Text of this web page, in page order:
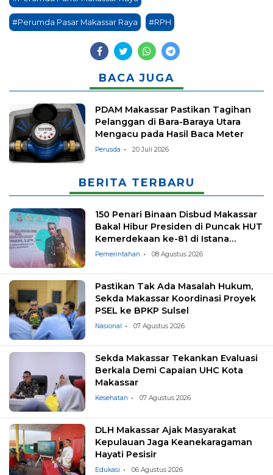
#Perumda Pasar Makassar Raya #RPH
BACA JUGA
PDAM Makassar Pastikan Tagihan
Pelanggan di Bara-Baraya Utara
Mengacu pada Hasil Baca Meter
Perusda 20 Juli 2026
BERITA TERBARU
150 Penari Binaan Disbud Makassar
Bakal Hibur Presiden di Puncak HUT
Kemerdekaan ke-81 di Istana
Negara
Pemerintahan 08 Agustus 2026
Pastikan Tak Ada Masalah Hukum,
Sekda Makassar Koordinasi Proyek
PSEL ke BPKP Sulsel
Nasional 07 Agustus 2026
Sekda Makassar Tekankan Evaluasi
Berkala Demi Capaian UHC Kota
Makassar
Kesehatan 07 Agustus 2026
DLH Makassar Ajak Masyarakat
Kepulauan Jaga Keanekaragaman
Hayati Pesisir
Edukasi 06 Agustus 2026